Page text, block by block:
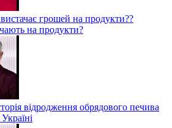
грошей на продукти??
на продукти?
відродження обрядового печива